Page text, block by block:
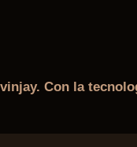
. Con la